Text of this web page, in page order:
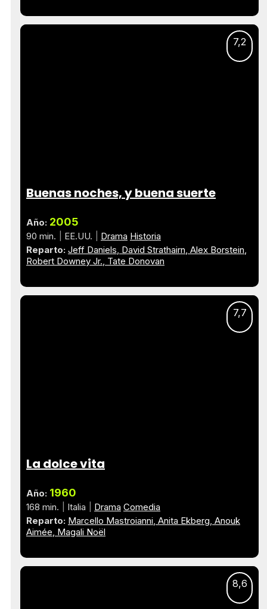
7,2
Buenas noches, y buena suerte
Año: 2005
90 min. EE.UU. Drama Historia
Reparto: Jeff Daniels David Strathairn Alex Borstein
Robert Downey Jr. Tate Donovan
7,7
La dolce vita
Año: 1960
168 min. Italia Drama Comedia
Reparto: Marcello Mastroianni Anita Ekberg Anouk
Aimée Magali Noël
8,6